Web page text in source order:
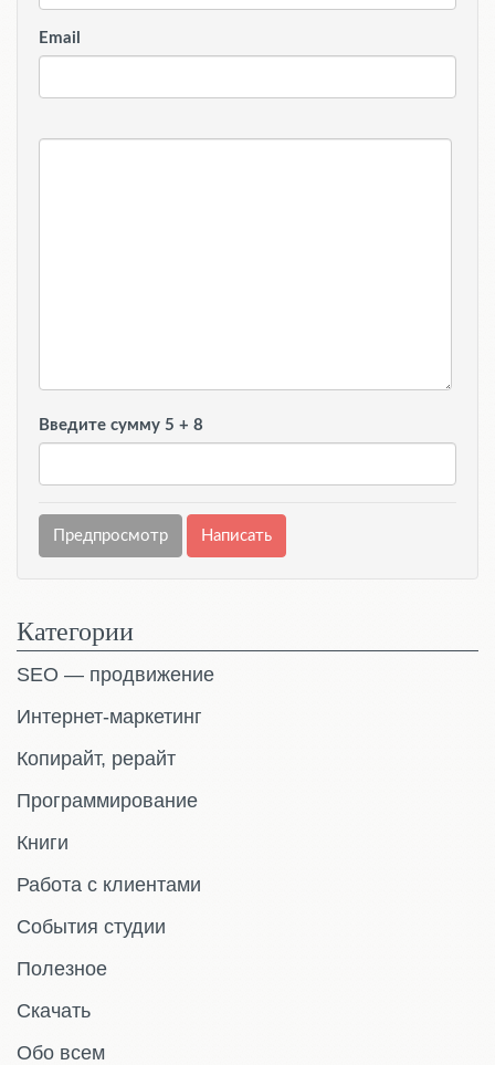
Email
Введите сумму 5 + 8
Категории
SEO — продвижение
Интернет-маркетинг
Копирайт, рерайт
Программирование
Книги
Работа с клиентами
События студии
Полезное
Скачать
Обо всем